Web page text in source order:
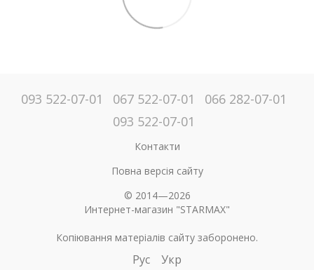
093 522-07-01 067 522-07-01
066 282-07-01
093 522-07-01
Контакти
Повна версія сайту
© 2014—2026
Интернет-магазин "STARMAX"
Копіювання матеріалів сайту заборонено.
Рус Укр